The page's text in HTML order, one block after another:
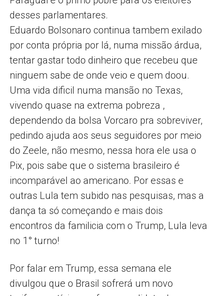
desses parlamentares.
Eduardo Bolsonaro continua tambem exilado
por conta própria por lá, numa missão árdua,
tentar gastar todo dinheiro que recebeu que
ninguem sabe de onde veio e quem doou.
Uma vida dificil numa mansão no Texas,
vivendo quase na extrema pobreza ,
dependendo da bolsa Vorcaro pra sobreviver,
pedindo ajuda aos seus seguidores por meio
do Zeele, não mesmo, nessa hora ele usa o
Pix, pois sabe que o sistema brasileiro é
incomparável ao americano. Por essas e
outras Lula tem subido nas pesquisas, mas a
dança ta só começando e mais dois
encontros da familicia com o Trump, Lula leva
no 1° turno!
Por falar em Trump, essa semana ele
divulgou que o Brasil sofrerá um novo